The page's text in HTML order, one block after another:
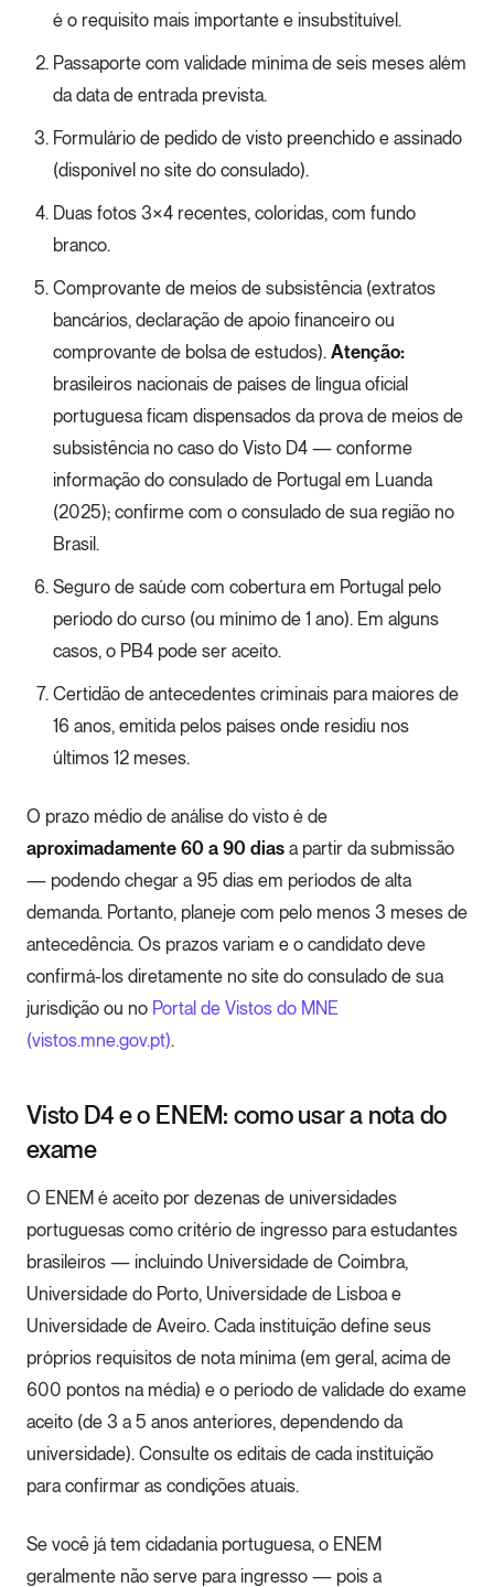
é o requisito mais importante e insubstituível.
Passaporte com validade mínima de seis meses além
da data de entrada prevista.
Formulário de pedido de visto preenchido e assinado
(disponível no site do consulado).
Duas fotos 3×4 recentes, coloridas, com fundo
branco.
Comprovante de meios de subsistência (extratos
bancários, declaração de apoio financeiro ou
comprovante de bolsa de estudos). Atenção:
brasileiros nacionais de países de língua oficial
portuguesa ficam dispensados da prova de meios de
subsistência no caso do Visto D4 — conforme
informação do consulado de Portugal em Luanda
(2025); confirme com o consulado de sua região no
Brasil.
Seguro de saúde com cobertura em Portugal pelo
período do curso (ou mínimo de 1 ano). Em alguns
casos, o PB4 pode ser aceito.
Certidão de antecedentes criminais para maiores de
16 anos, emitida pelos países onde residiu nos
últimos 12 meses.
O prazo médio de análise do visto é de
aproximadamente 60 a 90 dias a partir da submissão
— podendo chegar a 95 dias em períodos de alta
demanda. Portanto, planeje com pelo menos 3 meses de
antecedência. Os prazos variam e o candidato deve
confirmá-los diretamente no site do consulado de sua
jurisdição ou no Portal de Vistos do MNE
(vistos.mne.gov.pt)
Visto D4 e o ENEM: como usar a nota do
exame
O ENEM é aceito por dezenas de universidades
portuguesas como critério de ingresso para estudantes
brasileiros — incluindo Universidade de Coimbra,
Universidade do Porto, Universidade de Lisboa e
Universidade de Aveiro. Cada instituição define seus
próprios requisitos de nota mínima (em geral, acima de
600 pontos na média) e o período de validade do exame
aceito (de 3 a 5 anos anteriores, dependendo da
universidade). Consulte os editais de cada instituição
para confirmar as condições atuais.
Se você já tem cidadania portuguesa, o ENEM
geralmente não serve para ingresso — pois a